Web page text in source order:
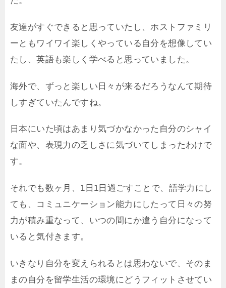
友達がすぐできると思っていたし、ホストファミリ
ーともワイワイ楽しくやっている自分を想像してい
たし、英語も楽しく学べると思っていました。
海外で、ずっと楽しい日々が来るだろうなんて期待
しすぎていたんですね。
日本にいた頃はあまり気づかなかった自分のシャイ
な面や、表現力の乏しさに気づいてしまったわけで
す。
それでも数ヶ月、1日1日過ごすことで、語学力にし
ても、コミュニケーション能力にしたって日々の努
力が積み重なって、いつの間にか違う自分になって
いると気付きます。
いきなり自分を変えられるとは思わないで、そのま
まの自分を留学生活の環境にどうフィットさせてい